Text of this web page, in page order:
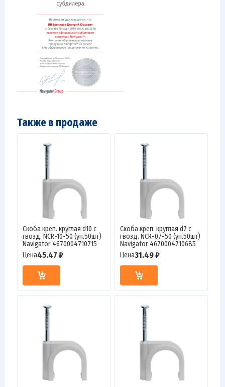
Также в продаже
Скоба креп. круглая d10 с
гвозд. NCR-10-50 (уп.50шт)
Navigator 4670004710715
Цена45.47 ₽
Скоба креп. круглая d7 с
гвозд. NCR-07-50 (уп.50шт)
Navigator 4670004710685
Цена31.49 ₽